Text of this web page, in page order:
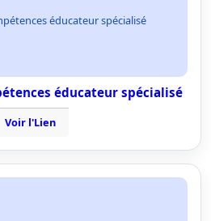
éducateur spécialisé
éducateur spécialisé
Voir l'Lien